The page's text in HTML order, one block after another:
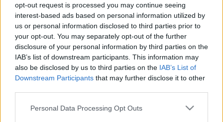
opt-out request is processed you may continue seeing
interest-based ads based on personal information utilized by
us or personal information disclosed to third parties prior to
your opt-out. You may separately opt-out of the further
disclosure of your personal information by third parties on the
IAB’s list of downstream participants. This information may
also be disclosed by us to third parties on the IAB’s List of
Downstream Participants that may further disclose it to other
Personal Data Processing Opt Outs
Filtro per data
Non è stato trovato nessun articolo.
Vai al sito in modalità classica
Registrati Redazione Invia notizia Feed RSS Facebook